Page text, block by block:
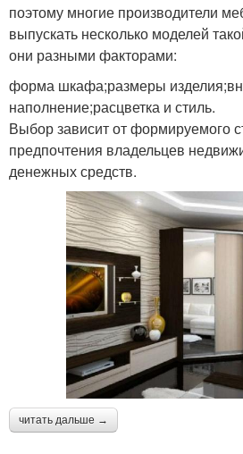
поэтому многие производители
выпускать несколько моделей
они разными факторами:
форма шкафа;размеры
наполнение;расцветка и стиль.
Выбор зависит от формируемого
предпочтения владельцев
денежных средств.
читать дальше →